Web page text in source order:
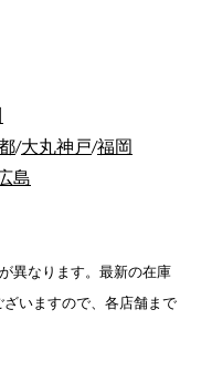
/大丸神戸/福岡
島
異なります。最新の在庫
いますので、各店舗まで